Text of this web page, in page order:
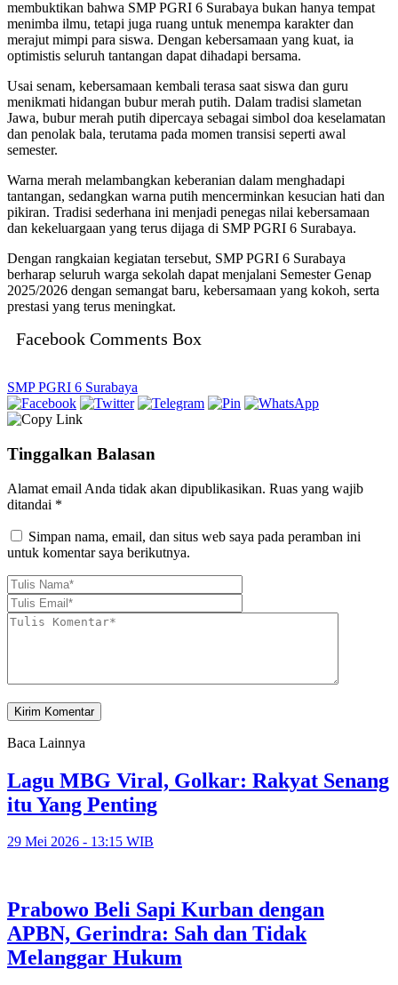
membuktikan bahwa SMP PGRI 6 Surabaya bukan hanya tempat
menimba ilmu, tetapi juga ruang untuk menempa karakter dan
merajut mimpi para siswa. Dengan kebersamaan yang kuat, ia
optimistis seluruh tantangan dapat dihadapi bersama.
Usai senam, kebersamaan kembali terasa saat siswa dan guru
menikmati hidangan bubur merah putih. Dalam tradisi slametan
Jawa, bubur merah putih dipercaya sebagai simbol doa keselamatan
dan penolak bala, terutama pada momen transisi seperti awal
semester.
Warna merah melambangkan keberanian dalam menghadapi
tantangan, sedangkan warna putih mencerminkan kesucian hati dan
pikiran. Tradisi sederhana ini menjadi penegas nilai kebersamaan
dan kekeluargaan yang terus dijaga di SMP PGRI 6 Surabaya.
Dengan rangkaian kegiatan tersebut, SMP PGRI 6 Surabaya
berharap seluruh warga sekolah dapat menjalani Semester Genap
2025/2026 dengan semangat baru, kebersamaan yang kokoh, serta
prestasi yang terus meningkat.
Facebook Comments Box
SMP PGRI 6 Surabaya
Tinggalkan Balasan
Alamat email Anda tidak akan dipublikasikan. Ruas yang wajib
ditandai *
Simpan nama, email, dan situs web saya pada peramban ini
untuk komentar saya berikutnya.
Baca Lainnya
Lagu MBG Viral, Golkar: Rakyat Senang
itu Yang Penting
29 Mei 2026 - 13:15 WIB
Prabowo Beli Sapi Kurban dengan
APBN, Gerindra: Sah dan Tidak
Melanggar Hukum